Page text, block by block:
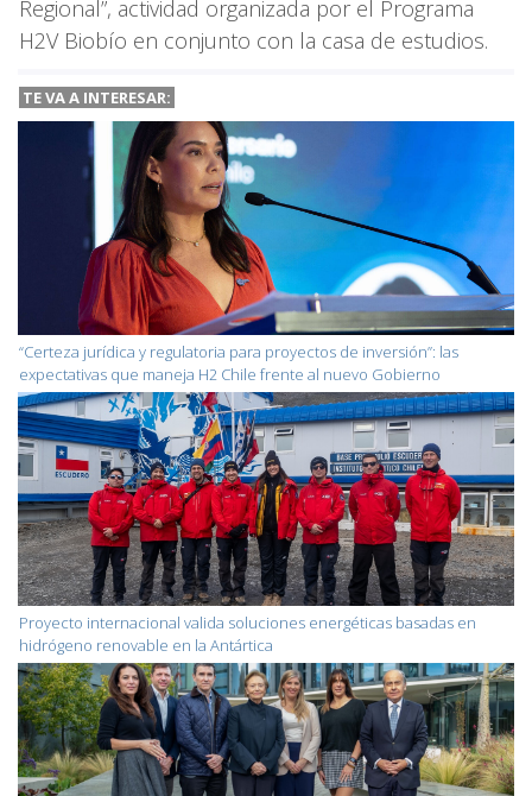
Regional”, actividad organizada por el Programa
H2V Biobío en conjunto con la casa de estudios.
TE VA A INTERESAR:
“Certeza jurídica y regulatoria para proyectos de inversión”: las
expectativas que maneja H2 Chile frente al nuevo Gobierno
Proyecto internacional valida soluciones energéticas basadas en
hidrógeno renovable en la Antártica